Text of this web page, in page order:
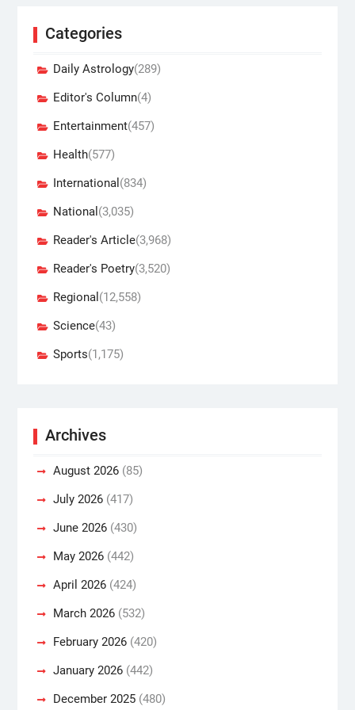
Categories
Daily Astrology(289)
Editor's Column(4)
Entertainment(457)
Health(577)
International (834)
National (3,035)
Reader's Article(3,968)
Reader's Poetry(3,520)
Regional (12,558)
Science(43)
Sports(1,175)
Archives
August 2026(85)
July 2026(417)
June 2026(430)
May 2026(442)
April 2026(424)
March 2026(532)
February 2026(420)
January 2026(442)
December 2025(480)